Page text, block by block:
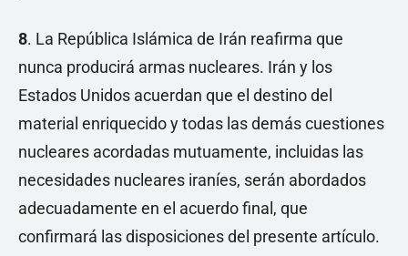
8. La República Islámica de Irán reafirma que
nunca producirá armas nucleares. Irán y los
Estados Unidos acuerdan que el destino del
material enriquecido y todas las demás cuestiones
nucleares acordadas mutuamente, incluidas las
necesidades nucleares iraníes, serán abordados
adecuadamente en el acuerdo final, que
confirmará las disposiciones del presente artículo.